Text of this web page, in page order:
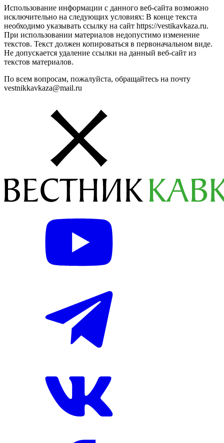
Использование информации с данного веб-сайта возможно
исключительно на следующих условиях: В конце текста
необходимо указывать ссылку на сайт https://vestikavkaza.ru.
При использовании материалов недопустимо изменение
текстов. Текст должен копироваться в первоначальном виде.
Не допускается удаление ссылки на данный веб-сайт из
текстов материалов.
По всем вопросам, пожалуйста, обращайтесь на почту
vestnikkavkaza@mail.ru